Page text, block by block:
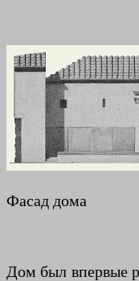
Фасад дома
Дом был впервые